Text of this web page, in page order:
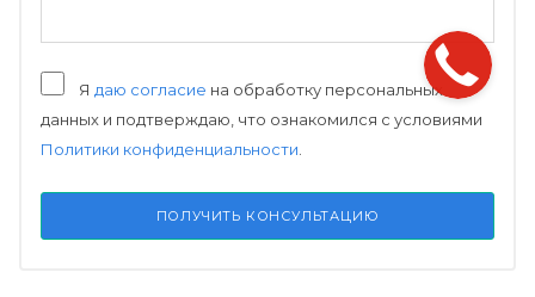
Я даю согласие на обработку персональных
данных и подтверждаю, что ознакомился с условиями
Политики конфиденциальности
ПОЛУЧИТЬ КОНСУЛЬТАЦИЮ